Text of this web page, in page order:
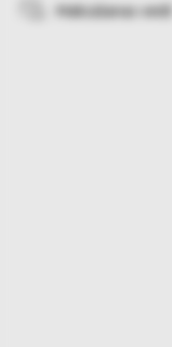
Maksāšanas veidi